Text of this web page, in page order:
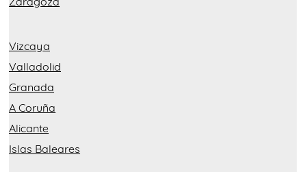
Vizcaya
Valladolid
Granada
A Coruña
Alicante
Islas Baleares